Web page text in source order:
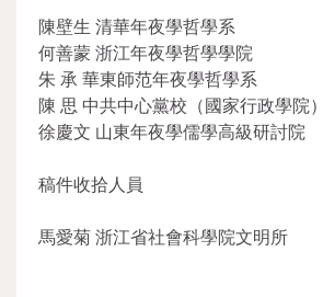
陳壁生 清華年夜學哲學系
何善蒙 浙江年夜學哲學學院
朱 承 華東師范年夜學哲學系
陳 思 中共中心黨校（國家行政學院）
徐慶文 山東年夜學儒學高級研討院
稿件收拾人員
馬愛菊 浙江省社會科學院文明所